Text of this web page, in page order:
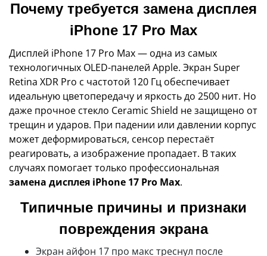
Почему требуется замена дисплея
iPhone 17 Pro Max
Дисплей iPhone 17 Pro Max — одна из самых
технологичных OLED-панелей Apple. Экран Super
Retina XDR Pro с частотой 120 Гц обеспечивает
идеальную цветопередачу и яркость до 2500 нит. Но
даже прочное стекло Ceramic Shield не защищено от
трещин и ударов. При падении или давлении корпус
может деформироваться, сенсор перестаёт
реагировать, а изображение пропадает. В таких
случаях помогает только профессиональная
замена дисплея iPhone 17 Pro Max.
Типичные причины и признаки
повреждения экрана
Экран айфон 17 про макс треснул после